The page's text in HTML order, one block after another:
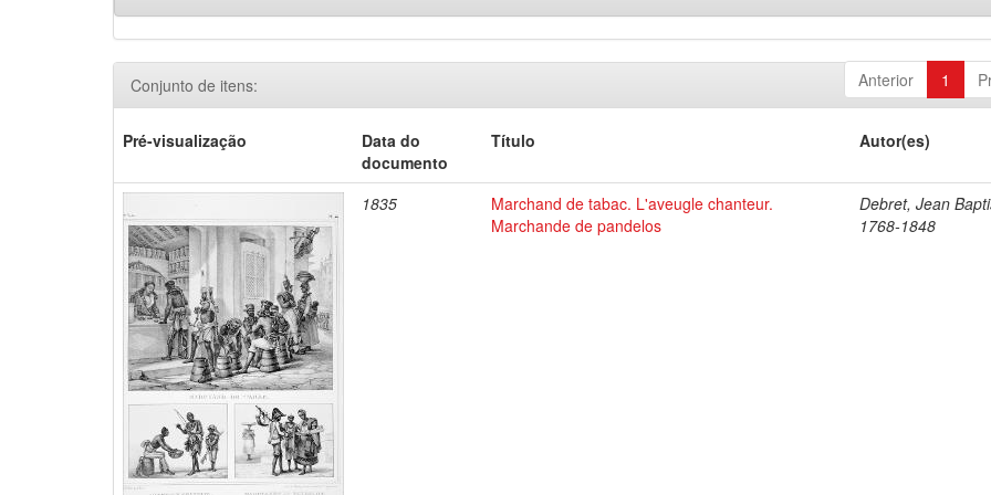
Anterior 1
Conjunto de itens:
Pré-visualização
Data do
documento
Título Autor(es)
1835
Marchand de tabac. L'aveugle chanteur.
Marchande de pandelos
Debret, Jean
1768-1848